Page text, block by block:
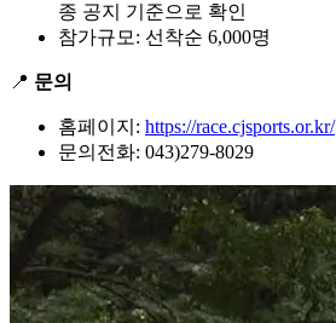
종 공지 기준으로 확인
참가규모: 선착순 6,000명
📍 문의
홈페이지: https://race.cjsports.or.kr/
문의전화: 043)279-8029